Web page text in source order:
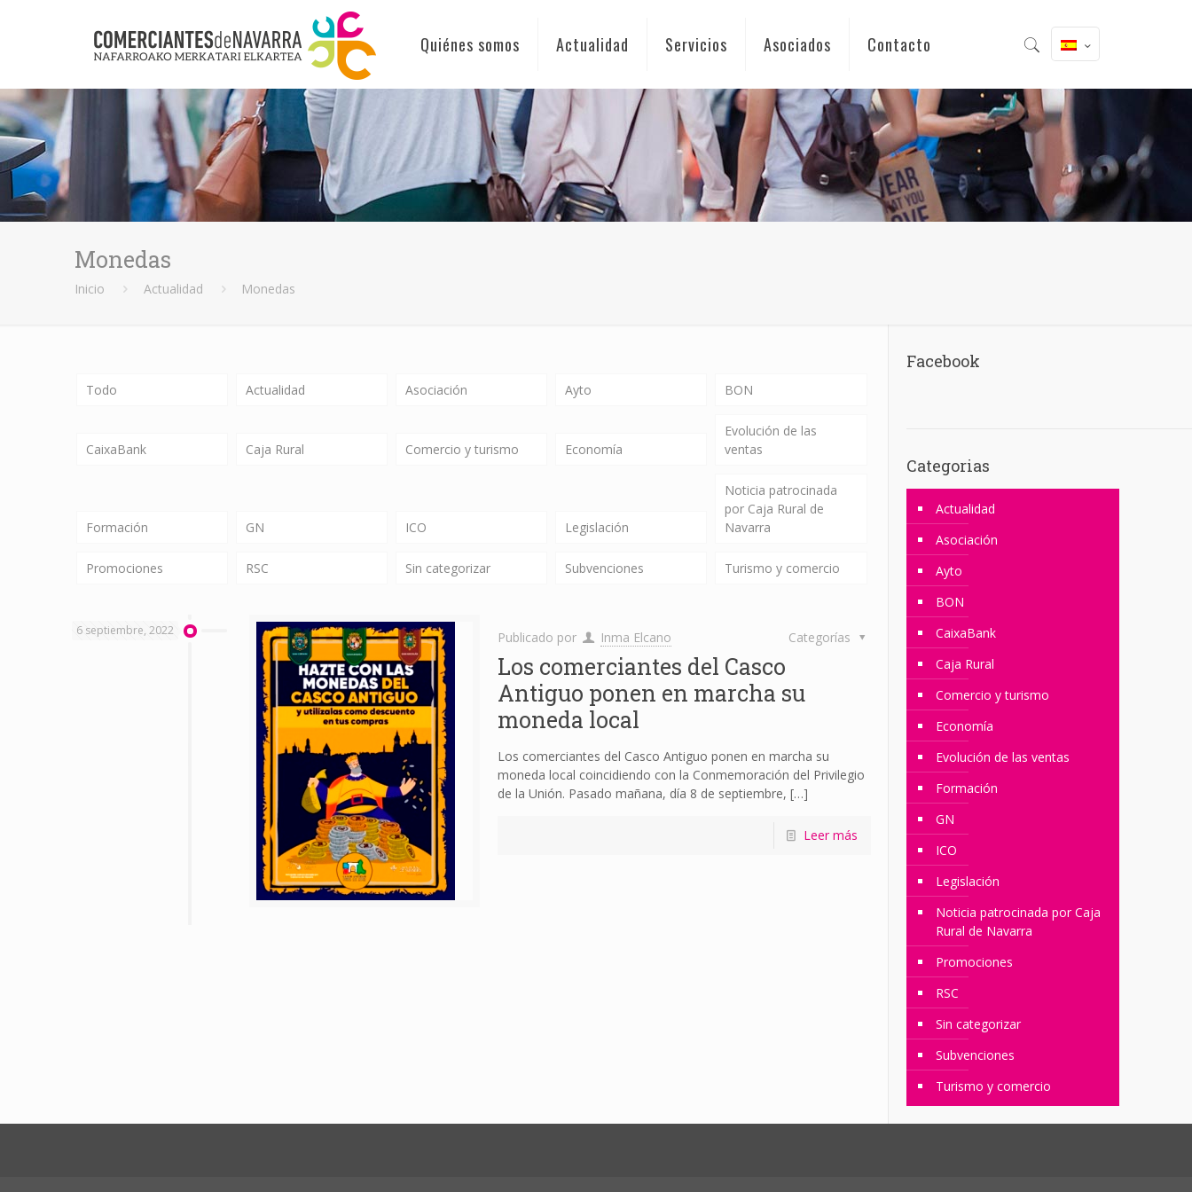
Quiénes somos Actualidad Servicios Asociados Contacto
Monedas
Inicio Actualidad Monedas
Todo Actualidad Asociación Ayto BON
CaixaBank Caja Rural Comercio y turismo Economía
Evolución de las
ventas
Formación GN ICO Legislación
Noticia patrocinada
por Caja Rural de
Navarra
Promociones RSC Sin categorizar Subvenciones Turismo y comercio
6 septiembre, 2022 Publicado por Inma Elcano Categorías
Los comerciantes del Casco
Antiguo ponen en marcha su
moneda local
Los comerciantes del Casco Antiguo ponen en marcha su
moneda local coincidiendo con la Conmemoración del Privilegio
de la Unión. Pasado mañana, día 8 de septiembre, […]
Leer más
Facebook
Categorias
Actualidad
Asociación
Ayto
BON
CaixaBank
Caja Rural
Comercio y turismo
Economía
Evolución de las ventas
Formación
GN
ICO
Legislación
Noticia patrocinada por Caja
Rural de Navarra
Promociones
RSC
Sin categorizar
Subvenciones
Turismo y comercio